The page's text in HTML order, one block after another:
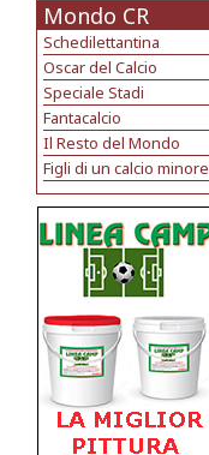
Mondo CR
Schedilettantina
Oscar del Calcio
Speciale Stadi
Fantacalcio
Il Resto del Mondo
Figli di un calcio minore